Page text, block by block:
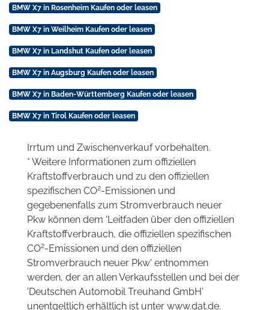
BMW X7 in Rosenheim Kaufen oder leasen
BMW X7 in Weilheim Kaufen oder leasen
BMW X7 in Landshut Kaufen oder leasen
BMW X7 in Augsburg Kaufen oder leasen
BMW X7 in Baden-Württemberg Kaufen oder leasen
BMW X7 in Tirol Kaufen oder leasen
Irrtum und Zwischenverkauf vorbehalten.
* Weitere Informationen zum offiziellen
Kraftstoffverbrauch und zu den offiziellen
spezifischen CO2-Emissionen und
gegebenenfalls zum Stromverbrauch neuer
Pkw können dem 'Leitfaden über den offiziellen
Kraftstoffverbrauch, die offiziellen spezifischen
CO2-Emissionen und den offiziellen
Stromverbrauch neuer Pkw' entnommen
werden, der an allen Verkaufsstellen und bei der
'Deutschen Automobil Treuhand GmbH'
unentgeltlich erhältlich ist unter www.dat.de.